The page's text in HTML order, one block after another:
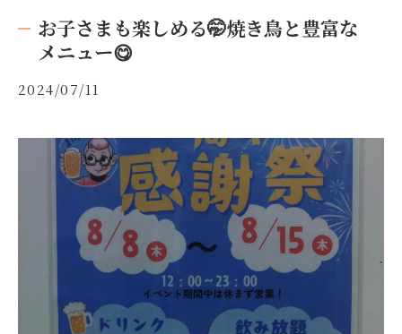
お子さまも楽しめる🤭焼き鳥と豊富な
メニュー😋
2024/07/11